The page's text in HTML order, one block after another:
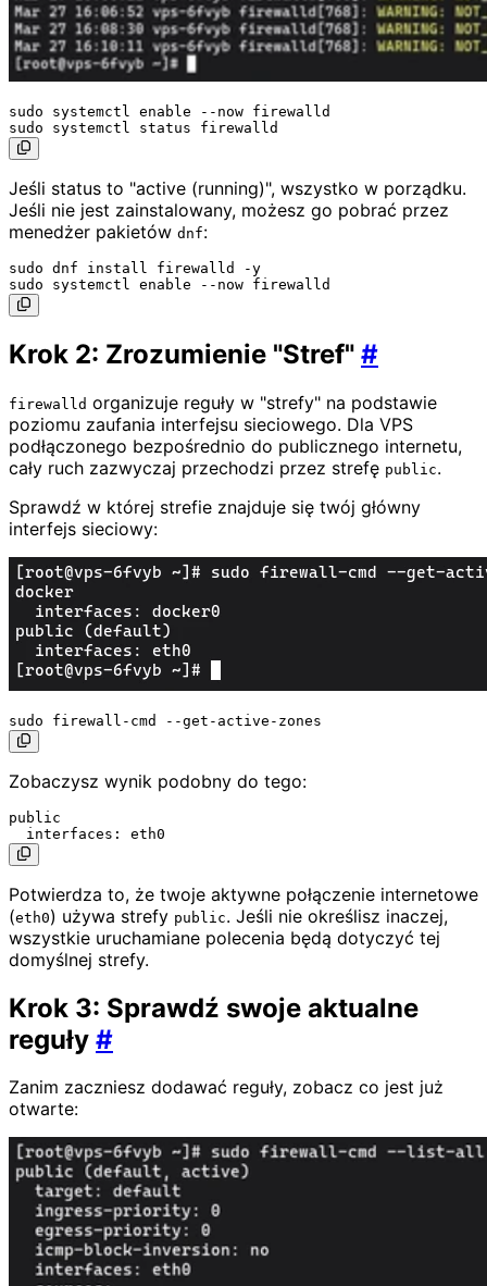
sudo systemctl enable --now firewalld
Jeśli status to "active (running)", wszystko w porządku.
Jeśli nie jest zainstalowany, możesz go pobrać przez
menedżer pakietów dnf:
sudo dnf install firewalld -y
Krok 2: Zrozumienie "Stref" #
firewalld organizuje reguły w "strefy" na podstawie
poziomu zaufania interfejsu sieciowego. Dla VPS
podłączonego bezpośrednio do publicznego internetu,
cały ruch zazwyczaj przechodzi przez strefę public.
Sprawdź w której strefie znajduje się twój główny
interfejs sieciowy:
Zobaczysz wynik podobny do tego:
public
Potwierdza to, że twoje aktywne połączenie internetowe
(eth0) używa strefy public. Jeśli nie określisz inaczej,
wszystkie uruchamiane polecenia będą dotyczyć tej
domyślnej strefy.
Krok 3: Sprawdź swoje aktualne
reguły #
Zanim zaczniesz dodawać reguły, zobacz co jest już
otwarte: